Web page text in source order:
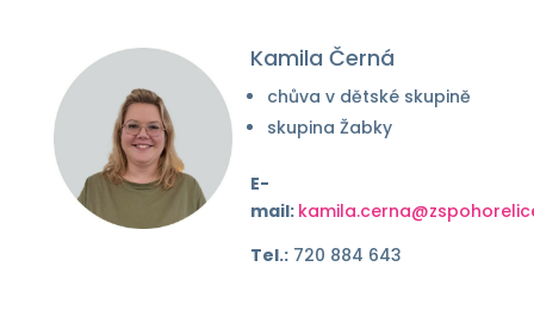
Kamila Černá
chůva v dětské skupině
skupina Žabky
E-
mail:
Tel.:720 884 643